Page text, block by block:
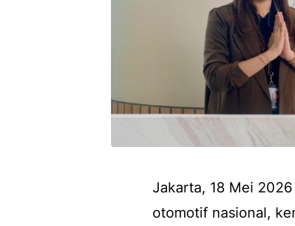
Jakarta, 18 Mei
otomotif nasional,